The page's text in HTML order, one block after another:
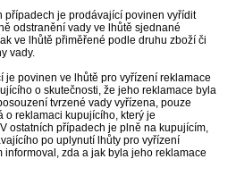
případech je prodávající povinen vyřídit
odstranění vady ve lhůtě sjednané
ve lhůtě přiměřené podle druhu zboží či
vady.
je povinen ve lhůtě pro vyřízení reklamace
o skutečnosti, že jeho reklamace byla
tvrzené vady vyřízena, pouze
o reklamaci kupujícího, který je
ostatních případech je plně na kupujícím,
po uplynutí lhůty pro vyřízení
informoval, zda a jak byla jeho reklamace